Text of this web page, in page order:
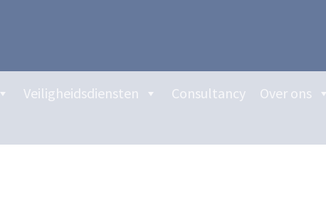
Veiligheidsdiensten Consultancy
Over ons